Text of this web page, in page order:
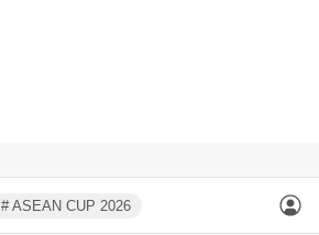
# ASEAN CUP 2026